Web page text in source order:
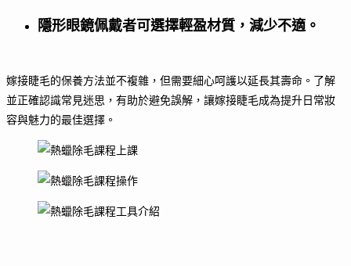
隱形眼鏡佩戴者可選擇輕盈材質，減少不適。
嫁接睫毛的保養方法並不複雜，但需要細心呵護以延長其壽命。了解
並正確認識常見迷思，有助於避免誤解，讓嫁接睫毛成為提升日常妝
容與魅力的最佳選擇。